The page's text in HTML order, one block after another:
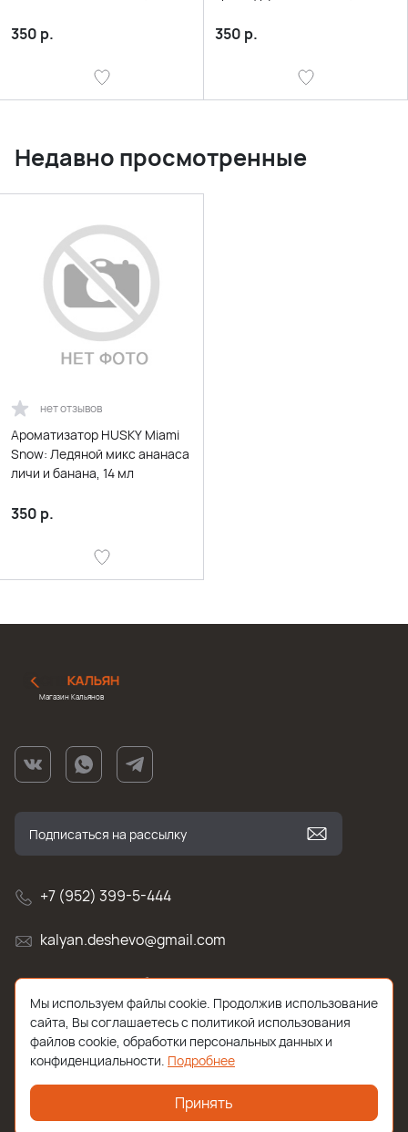
350 р. 350 р.
Недавно просмотренные
нет отзывов
Ароматизатор HUSKY Miami
Snow: Ледяной микс ананаса
личи и банана, 14 мл
350 р.
Магазин Кальянов
+7 (952) 399-5-444
kalyan.deshevo@gmail.com
г. Санкт-Петербург, улица Белы Куна , д.2к1
2026 © Все права защищены. Работает наReadyScript
Мы используем файлы cookie. Продолжив использование
сайта, Вы соглашаетесь с политикой использования
файлов cookie, обработки персональных данных и
конфиденциальности. Подробнее
Принять